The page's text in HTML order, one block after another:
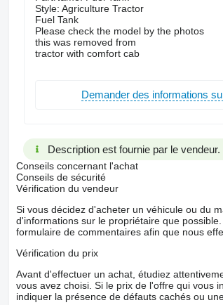
Style: Agriculture Tractor
Fuel Tank
Please check the model by the photos
this was removed from
tractor with comfort cab
Demander des informations
Description est fournie par le
Conseils concernant l'achat
Conseils de sécurité
Vérification du vendeur
Si vous décidez d'acheter un véhicule ou du
d'informations sur le propriétaire que
formulaire de commentaires afin que nous
Vérification du prix
Avant d'effectuer un achat, étudiez
vous avez choisi. Si le prix de l'offre qui vous
indiquer la présence de défauts cachés ou